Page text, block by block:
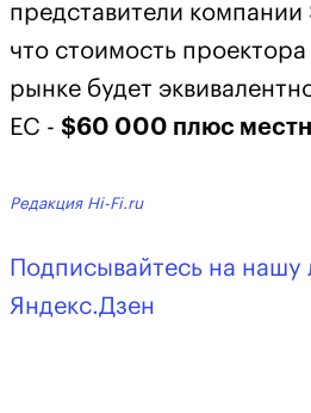
представители
что стоимость
рынке будет
ЕС - $60 000 плюс
Редакция Hi-Fi.ru
Подписывайтесь на нашу
Яндекс.Дзен